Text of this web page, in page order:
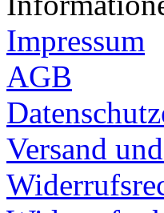
Impressum
AGB
Versand